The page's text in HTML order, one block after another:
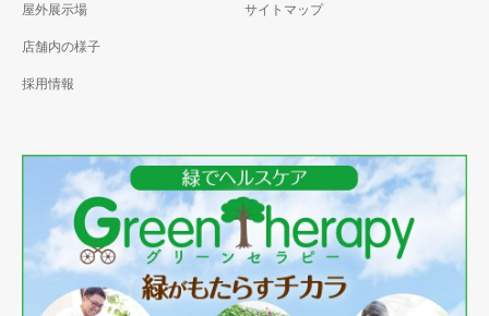
屋外展示場
店舗内の様子
採用情報
サイトマップ